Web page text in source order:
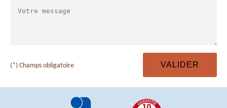
(*) Champs obligatoire